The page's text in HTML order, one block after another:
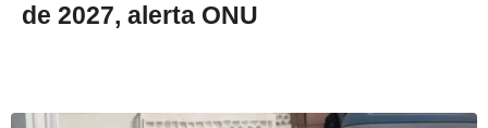
de 2027, alerta ONU